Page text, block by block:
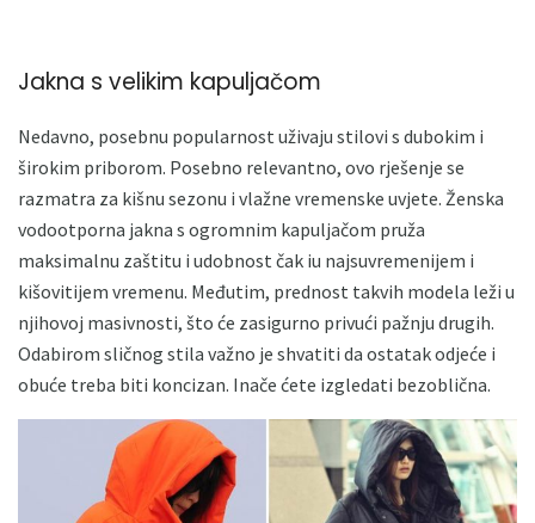
Jakna s velikim kapuljačom
Nedavno, posebnu popularnost uživaju stilovi s dubokim i
širokim priborom. Posebno relevantno, ovo rješenje se
razmatra za kišnu sezonu i vlažne vremenske uvjete. Ženska
vodootporna jakna s ogromnim kapuljačom pruža
maksimalnu zaštitu i udobnost čak iu najsuvremenijem i
kišovitijem vremenu. Međutim, prednost takvih modela leži u
njihovoj masivnosti, što će zasigurno privući pažnju drugih.
Odabirom sličnog stila važno je shvatiti da ostatak odjeće i
obuće treba biti koncizan. Inače ćete izgledati bezoblična.